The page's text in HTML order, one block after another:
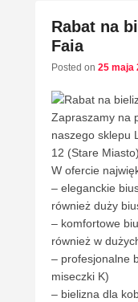
Rabat na
Faia
Posted on 25 maja
Zapraszamy na
naszego sklepu
12 (Stare Miasto)
W ofercie
– eleganckie
również duży
– komfortowe
również w
– profesjonalne
miseczki K)
– bielizna dla